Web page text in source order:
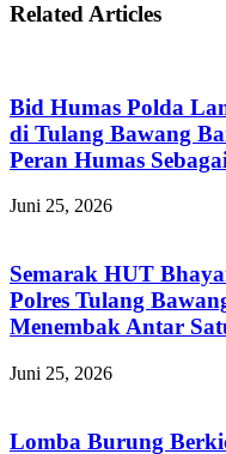
Related Articles
Bid Humas Polda
di Tulang Bawang
Peran Humas
Juni 25, 2026
Semarak HUT
Polres Tulang
Menembak Antar
Juni 25, 2026
Lomba Burung